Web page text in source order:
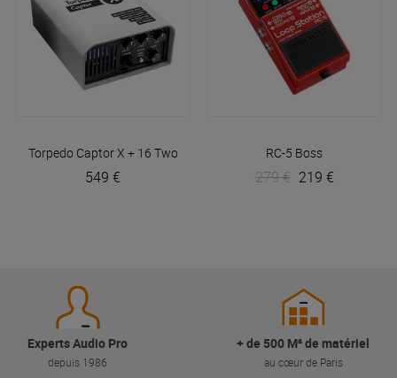
Torpedo Captor X + 16 Two Notes
549 €
RC-5 Boss
279 € 219 €
Experts Audio Pro
depuis 1986
+ de 500 M² de matériel
au cœur de Paris